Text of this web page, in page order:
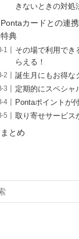
きないときの対処
Pontaカードとの連
特典
その場で利用でき
らえる！
誕生月にもお得な
定期的にスペシャ
Pontaポイントが
取り寄せサービス
まとめ